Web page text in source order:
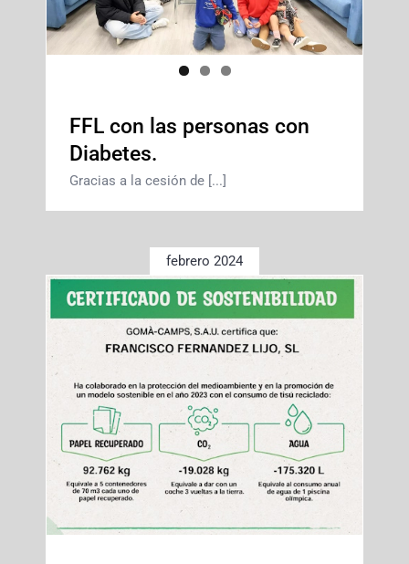
FFL con las personas con
Diabetes.
Gracias a la cesión de [...]
febrero 2024